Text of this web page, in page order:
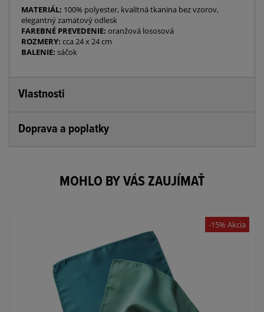
MATERIÁL: 100% polyester, kvalitná tkanina bez vzorov,
elegantný zamatový odlesk
FAREBNÉ PREVEDENIE: oranžová lososová
ROZMERY: cca 24 x 24 cm
BALENIE: sáčok
Vlastnosti
Doprava a poplatky
MOHLO BY VÁS ZAUJÍMAŤ
-15% Akcia